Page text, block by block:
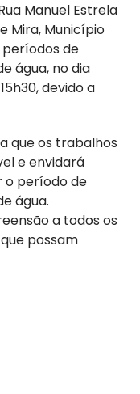
Manuel Estrela
Mira, Município
de
água, no dia
devido a
que os trabalhos
e envidará
o período de
água.
a todos os
possam